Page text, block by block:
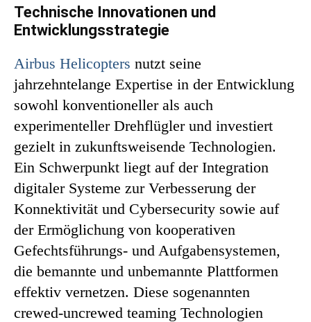
Technische Innovationen und
Entwicklungsstrategie
Airbus Helicopters nutzt seine
jahrzehntelange Expertise in der Entwicklung
sowohl konventioneller als auch
experimenteller Drehflügler und investiert
gezielt in zukunftsweisende Technologien.
Ein Schwerpunkt liegt auf der Integration
digitaler Systeme zur Verbesserung der
Konnektivität und Cybersecurity sowie auf
der Ermöglichung von kooperativen
Gefechtsführungs- und Aufgabensystemen,
die bemannte und unbemannte Plattformen
effektiv vernetzen. Diese sogenannten
crewed-uncrewed teaming Technologien